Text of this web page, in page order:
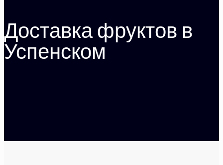
Доставка фруктов в
Успенском